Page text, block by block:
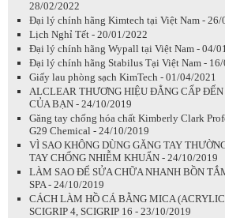
28/02/2022
Đại lý chính hãng Kimtech tại Việt Nam - 26/
Lịch Nghỉ Tết - 20/01/2022
Đại lý chính hãng Wypall tại Việt Nam - 04/
Đại lý chính hãng Stabilus Tại Việt Nam -
Giấy lau phòng sạch KimTech - 01/04/2021
ALCLEAR THƯƠNG HIỆU ĐẲNG CẤP
CỦA BẠN - 24/10/2019
Găng tay chống hóa chất Kimberly Clark
G29 Chemical - 24/10/2019
VÌ SAO KHÔNG DÙNG GĂNG TAY
TAY CHỐNG NHIỄM KHUẨN - 24/10/2019
LÀM SAO ĐỂ SỬA CHỮA NHANH BỒN
SPA - 24/10/2019
CÁCH LÀM HỒ CÁ BẰNG MICA
SCIGRIP 4, SCIGRIP 16 - 23/10/2019